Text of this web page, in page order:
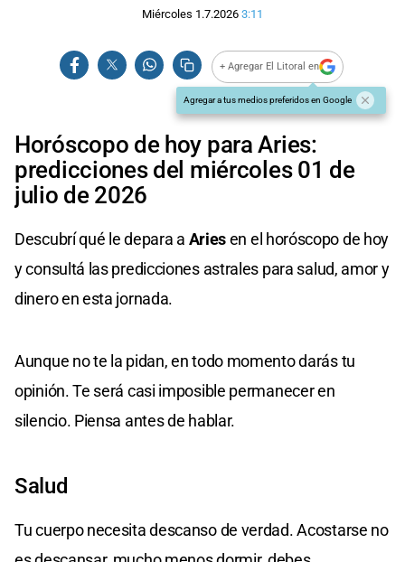
Miércoles 1.7.2026 3:11
+ Agregar El Litoral en
Agregar a tus medios preferidos en Google
Horóscopo de hoy para Aries:
predicciones del miércoles 01 de
julio de 2026
Descubrí qué le depara a Ariesen el horóscopo de hoy
y consultá las predicciones astrales para salud, amor y
dinero en esta jornada.
Aunque no te la pidan, en todo momento darás tu
opinión. Te será casi imposible permanecer en
silencio. Piensa antes de hablar.
Salud
Tu cuerpo necesita descanso de verdad. Acostarse no